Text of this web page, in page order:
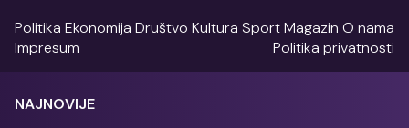
Politika Ekonomija Društvo Kultura SportMagazin O nama
Impresum
Politika privatnosti
NAJNOVIJE